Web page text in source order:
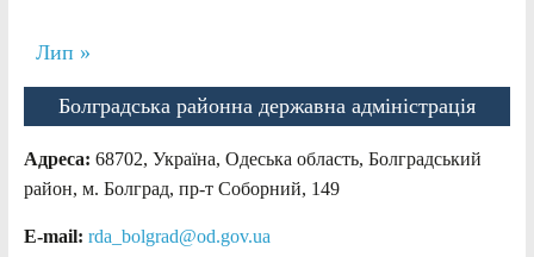
Лип »
Болградська районна державна адміністрація
Адреса: 68702, Україна, Одеська область, Болградський
район, м. Болград, пр-т Соборний, 149
E-mail: rda_bolgrad@od.gov.ua